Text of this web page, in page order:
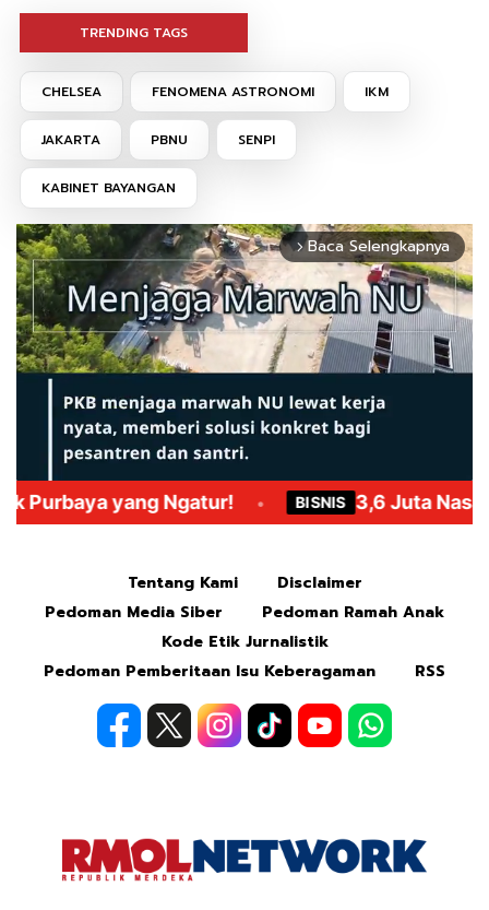
TRENDING TAGS
CHELSEA FENOMENA ASTRONOMI IKM
JAKARTA PBNU SENPI
KABINET BAYANGAN
arrow_forward_ios Baca Selengkapnya
Tentang Kami
Disclaimer
Pedoman Media Siber
Pedoman Ramah Anak
Kode Etik Jurnalistik
Pedoman Pemberitaan Isu Keberagaman
RSS